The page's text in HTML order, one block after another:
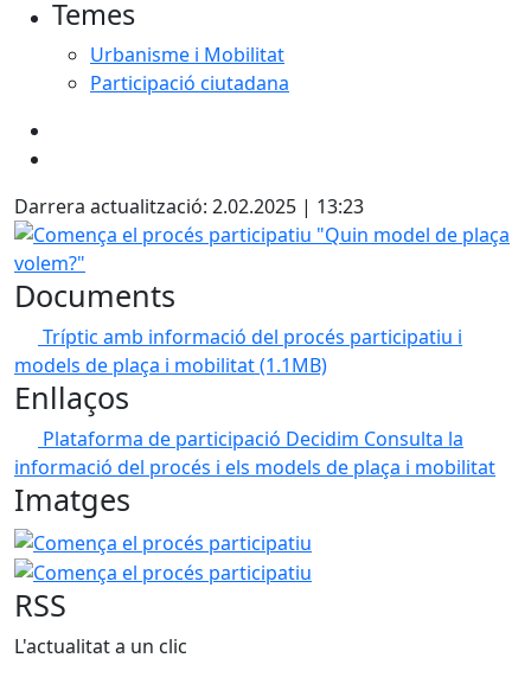
Temes
Urbanisme i Mobilitat
Participació ciutadana
Darrera actualització: 2.02.2025 | 13:23
Comença el procés participatiu "Quin model de plaça
Documents
Tríptic amb informació del procés participatiu i
models de plaça i mobilitat(1.1MB)
Enllaços
Plataforma de participació Decidim Consulta la
informació del procés i els models de plaça i mobilitat
Imatges
Comença el procés participatiu "Quin model de plaça
RSS
L'actualitat a un clic